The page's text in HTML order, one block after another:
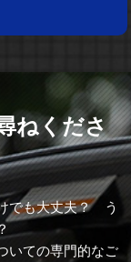
ねくださ
でも大丈夫？ う
いての専門的なご